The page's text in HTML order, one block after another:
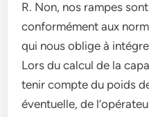
R. Non, nos rampes
conformément aux
qui nous oblige à
Lors du calcul de la
tenir compte du poids
éventuelle, de